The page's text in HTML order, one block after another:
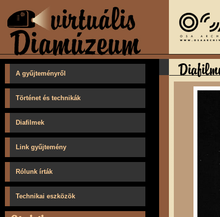
A gyűjteményről
Történet és technikák
Diafilmek
Link gyűjtemény
Rólunk írták
Technikai eszközök